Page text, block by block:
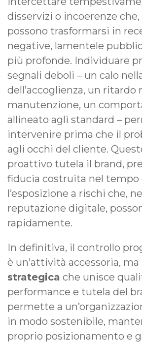
disservizi o incoerenze
possono trasformarsi in
negative, lamentele
più profonde. Individuare
segnali deboli – un calo
dell’accoglienza, un ritardo
manutenzione, un
allineato agli standard –
intervenire prima che il
agli occhi del cliente.
proattivo tutela il brand,
fiducia costruita nel tempo
l’esposizione a rischi che,
reputazione digitale,
rapidamente.
In definitiva, il controllo
è un’attività accessoria, ma
strategica che unisce
performance e tutela del
permette a
in modo sostenibile,
proprio posizionamento e